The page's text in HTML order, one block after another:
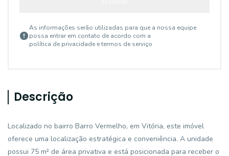
As informações serão utilizadas para que a nossa equipe
possa entrar em contato de acordo com a
política de privacidade e termos de serviço
Descrição
Localizado no bairro Barro Vermelho, em Vitória, este imóvel
oferece uma localização estratégica e conveniência. A unidade
possui 75 m² de área privativa e está posicionada para receber o